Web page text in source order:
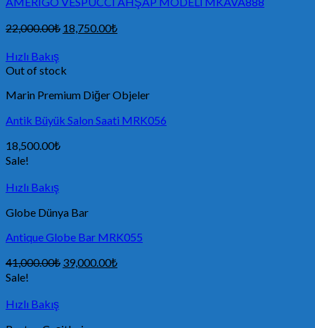
22,000.00₺ 18,750.00₺
Hızlı Bakış
Out of stock
Marin Premium Diğer Objeler
Antik Büyük Salon Saati MRK056
18,500.00₺
Sale!
Hızlı Bakış
Globe Dünya Bar
Antique Globe Bar MRK055
41,000.00₺ 39,000.00₺
Sale!
Hızlı Bakış